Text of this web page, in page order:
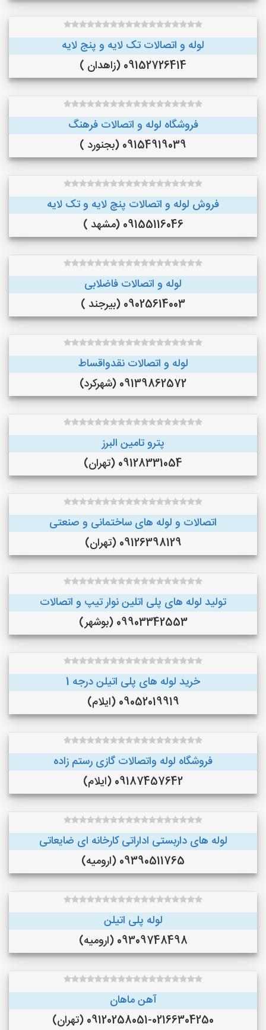
لوله و اتصالات تک لایه و پنج لایه
09152726414 (زاهدان )
فروشگاه لوله و اتصالات فرهنگ
09154919039 (بجنورد )
فروش لوله و اتصالات پنچ لایه و تک لایه
09155116046 (مشهد )
لوله و اتصالات فاضلابی
09025614003 (بیرجند )
لوله و اتصالات نقدواقساط
09139862572 (شهرکرد)
پترو تامین البرز
09128331054 (تهران)
اتصالات و لوله های ساختمانی و صنعتی
09126398129 (تهران)
تولید لوله های پلی اتلین نوار تیپ و اتصالات
09903342553 (بوشهر)
خرید لوله های پلی اتیلن درجه 1
09052019919 (ایلام)
فروشگاه لوله واتصالات گازی رستم زاده
09187457642 (ایلام)
لوله های داربستی اداراتی کارخانه ای ضایعاتی
09390511765 (ارومیه)
لوله پلی اتیلن
09309748498 (ارومیه)
آهن ماهان
09120258051-02166304250 (تهران)